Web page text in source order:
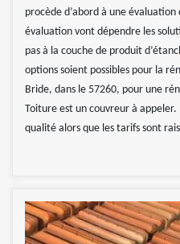
procède d’abord à une
évaluation vont dépendre les
pas à la couche de produit
options soient possibles pour la
Bride, dans le 57260, pour une
Toiture est un couvreur à
qualité alors que les tarifs sont